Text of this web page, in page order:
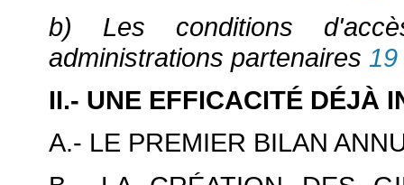
b) Les conditions
administrations partenaires 19
II.- UNE EFFICACITÉ DÉJÀ
A.- LE PREMIER BILAN